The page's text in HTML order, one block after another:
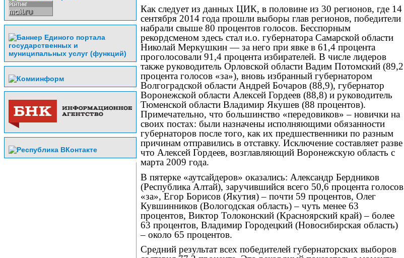
Как следует из данных ЦИК, в половине из 30 регионов, где 14
сентября 2014 года прошли выборы глав регионов, победители
набрали свыше 80 процентов голосов. Бесспорным
рекордсменом здесь стал и.о. губернатора Самарской области
Николай Меркушкин — за него при явке в 61,4 процента
проголосовали 91,4 процента избирателей. В числе лидеров
также руководитель Орловской области Вадим Потомский (89,2
процента голосов «за»), вновь избранный губернатором
Волгоградской области Андрей Бочаров (88,9), губернатор
Воронежской области Алексей Гордеев (88,8) и руководитель
Тюменской области Владимир Якушев (88 процентов).
Примечательно, что большинство «передовиков» – новички на
своих постах: были назначены исполняющими обязанности
губернаторов после того, как их предшественники по разным
причинам отправились в отставку. Исключение составляет разве
что Алексей Гордеев, возглавляющий Воронежскую область с
марта 2009 года.
В пятерке «аутсайдеров» оказались: Александр Бердников
(Республика Алтай), заручившийся всего 50,6 процента голосов
«за», Егор Борисов (Якутия) – почти 59 процентов, Олег
Кувшинников (Вологодская область) – чуть менее 63
процентов, Виктор Толоконский (Красноярский край) – более
63 процентов, Владимир Городецкий (Новосибирская область)
– около 65 процентов.
Средний результат всех победителей губернаторских выборов